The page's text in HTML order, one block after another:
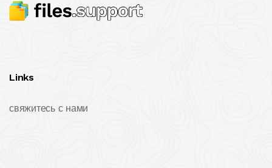
Links
свяжитесь с нами